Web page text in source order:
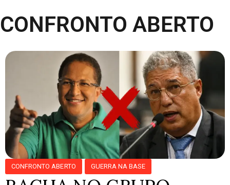
CONFRONTO ABERTO
CONFRONTO ABERTO GUERRA NA BASE